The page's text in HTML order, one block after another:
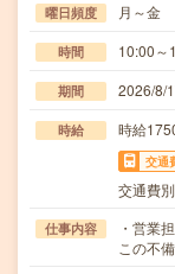
曜日頻度 月～金
時間 10:00～
期間 2026/8/
時給 時給
交通
交通費
仕事内容
・営業
この不